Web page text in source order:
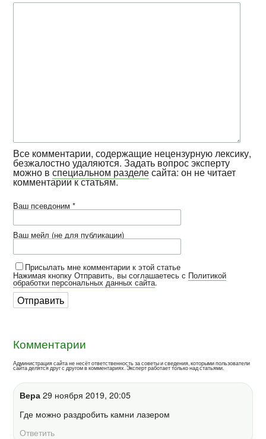
Все комментарии, содержащие нецензурную лексику,
безжалостно удаляются. Задать вопрос эксперту
можно вспециальном разделесайта: он не читает
комментарии к статьям.
Ваш псевдоним *
Ваш мейл (не для публикации)
Присылать мне комментарии к этой статье
Нажимая кнопку Отправить, вы соглашаетесь с Политикой
обработки персональных данных сайта.
Комментарии
Администрация сайта не несёт ответственность за советы и сведения, которыми пользователи
сайта делятся друг с другом в комментариях. Эксперт работает только над статьями.
Вера 29 ноября 2019, 20:05
Где можно раздробить камни лазером
Ответить